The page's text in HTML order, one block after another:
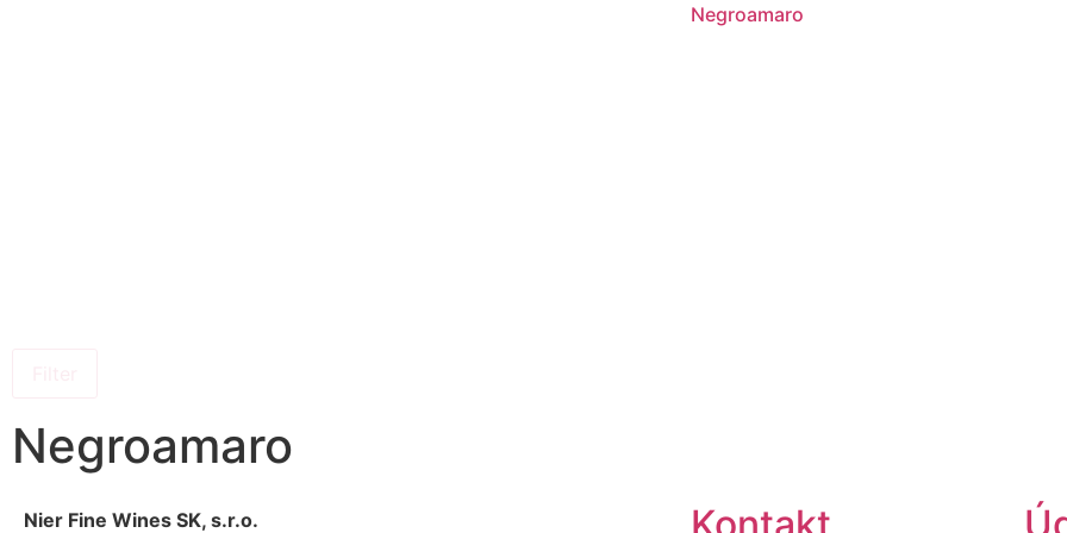
Negroamaro
Negroamaro
Nier Fine Wines SK, s.r.o.